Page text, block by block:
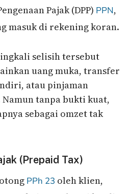
Pajak (DPP) PPN,
masuk di rekening koran.
selisih tersebut
uang muka, transfer
atau pinjaman
Namun tanpa bukti kuat,
sebagai omzet tak
(Prepaid Tax)
PPh 23 oleh klien,